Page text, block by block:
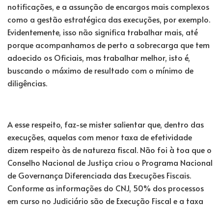
notificações, e a assunção de encargos mais complexos
como a gestão estratégica das execuções, por exemplo.
Evidentemente, isso não significa trabalhar mais, até
porque acompanhamos de perto a sobrecarga que tem
adoecido os Oficiais, mas trabalhar melhor, isto é,
buscando o máximo de resultado com o mínimo de
diligências.
A esse respeito, faz-se mister salientar que, dentro das
execuções, aquelas com menor taxa de efetividade
dizem respeito às de natureza fiscal. Não foi à toa que o
Conselho Nacional de Justiça criou o Programa Nacional
de Governança Diferenciada das Execuções Fiscais.
Conforme as informações do CNJ, 50% dos processos
em curso no Judiciário são de Execução Fiscal e a taxa